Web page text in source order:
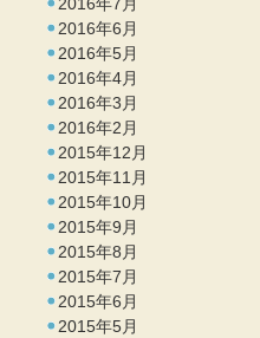
2016年7月
2016年6月
2016年5月
2016年4月
2016年3月
2016年2月
2015年12月
2015年11月
2015年10月
2015年9月
2015年8月
2015年7月
2015年6月
2015年5月